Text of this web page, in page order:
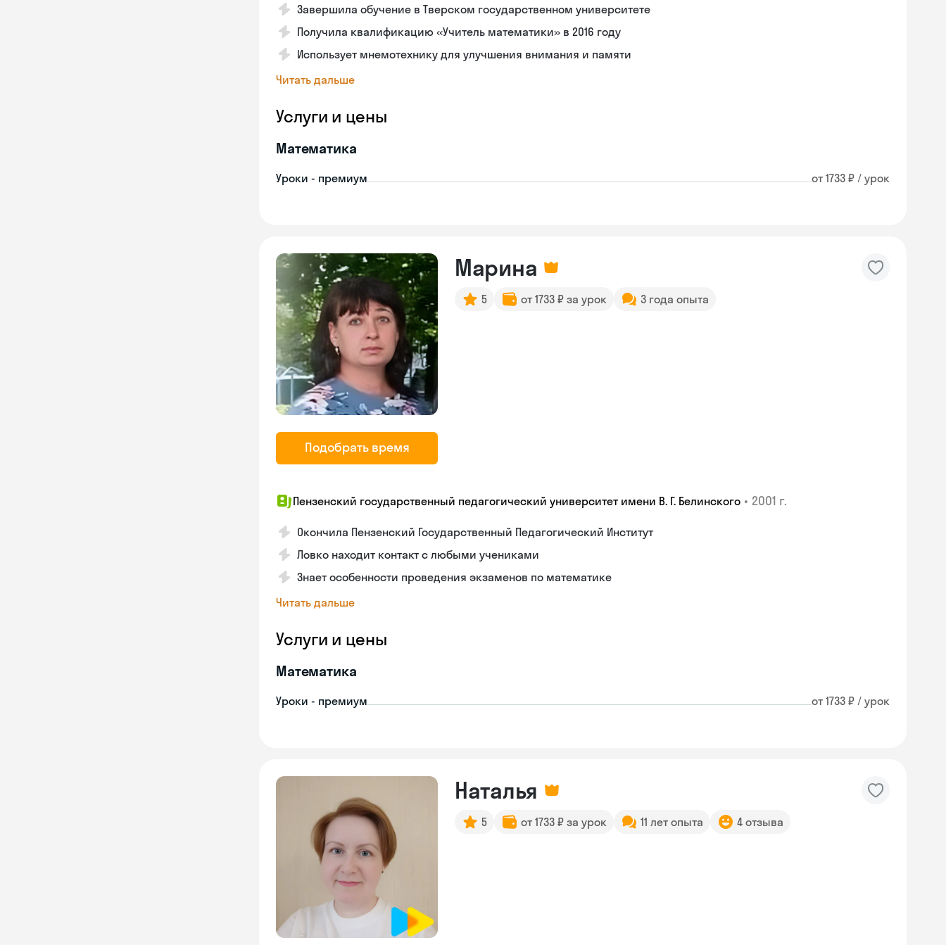
Завершила обучение в Тверском государственном университете
Получила квалификацию «Учитель математики» в 2016 году
Использует мнемотехнику для улучшения внимания и памяти
Читать дальше
Услуги и цены
Математика
Уроки - премиум от 1733 ₽ / урок
Подобрать время
Марина
5 от 1733 ₽ за урок 3 года опыта
Пензенский государственный педагогический университет имени В. Г. Белинского • 2001 г.
Окончила Пензенский Государственный Педагогический Институт
Ловко находит контакт с любыми учениками
Знает особенности проведения экзаменов по математике
Читать дальше
Услуги и цены
Математика
Уроки - премиум от 1733 ₽ / урок
Наталья
5 от 1733 ₽ за урок 11 лет опыта 4 отзыва